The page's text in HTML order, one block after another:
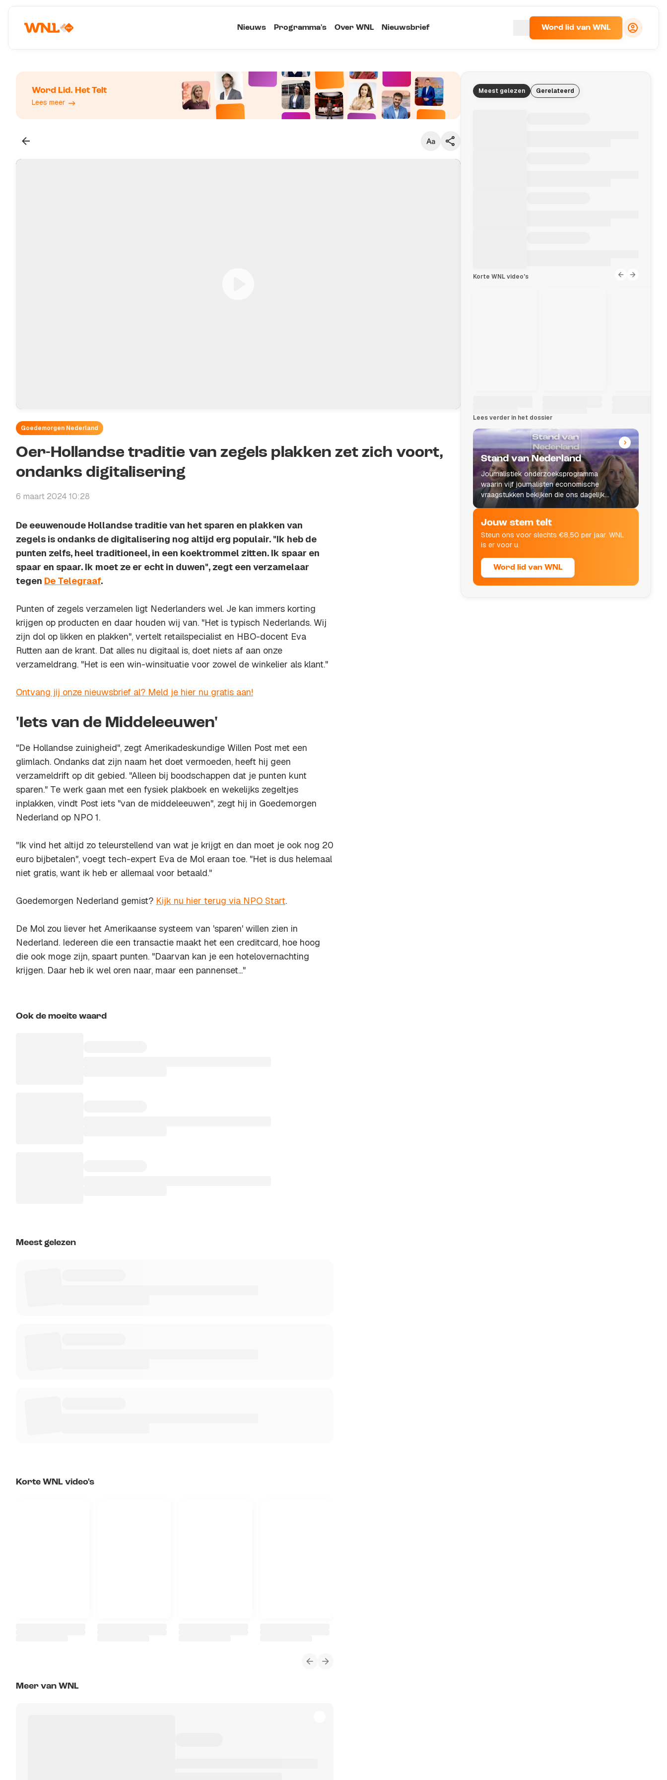
Nieuws Programma's Over WNL Nieuwsbrief Word lid van WNL
Word Lid. Het Telt
Lees meer
Goedemorgen Nederland
Oer-Hollandse traditie van zegels plakken zet zich voort,
ondanks digitalisering
6 maart 2024 10:28
De eeuwenoude Hollandse traditie van het sparen en plakken van
zegels is ondanks de digitalisering nog altijd erg populair. "Ik heb de
punten zelfs, heel traditioneel, in een koektrommel zitten. Ik spaar en
spaar en spaar. Ik moet ze er echt in duwen", zegt een verzamelaar
tegen De Telegraaf.
Punten of zegels verzamelen ligt Nederlanders wel. Je kan immers korting
krijgen op producten en daar houden wij van. "Het is typisch Nederlands. Wij
zijn dol op likken en plakken", vertelt retailspecialist en HBO-docent Eva
Rutten aan de krant. Dat alles nu digitaal is, doet niets af aan onze
verzameldrang. "Het is een win-winsituatie voor zowel de winkelier als klant."
Ontvang jij onze nieuwsbrief al? Meld je hier nu gratis aan!
'Iets van de Middeleeuwen'
"De Hollandse zuinigheid", zegt Amerikadeskundige Willen Post met een
glimlach. Ondanks dat zijn naam het doet vermoeden, heeft hij geen
verzameldrift op dit gebied. "Alleen bij boodschappen dat je punten kunt
sparen." Te werk gaan met een fysiek plakboek en wekelijks zegeltjes
inplakken, vindt Post iets "van de middeleeuwen", zegt hij in Goedemorgen
Nederland op NPO 1.
"Ik vind het altijd zo teleurstellend van wat je krijgt en dan moet je ook nog 20
euro bijbetalen", voegt tech-expert Eva de Mol eraan toe. "Het is dus helemaal
niet gratis, want ik heb er allemaal voor betaald."
Goedemorgen Nederland gemist? Kijk nu hier terug via NPO Start.
De Mol zou liever het Amerikaanse systeem van 'sparen' willen zien in
Nederland. Iedereen die een transactie maakt het een creditcard, hoe hoog
die ook moge zijn, spaart punten. "Daarvan kan je een hotelovernachting
krijgen. Daar heb ik wel oren naar, maar een pannenset..."
Ook de moeite waard
Meest gelezen
Korte WNL video's
Meer van WNL
Meest gelezen Gerelateerd
Korte WNL video's
Lees verder in het dossier
Stand van Nederland
Journalistiek onderzoeksprogramma
waarin vijf journalisten economische
vraagstukken bekijken die ons dagelijks
leven raken.
Jouw stem telt
Steun ons voor slechts €8,50 per jaar. WNL
is er voor u.
Word lid van WNL